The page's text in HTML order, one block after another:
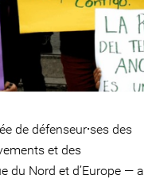
de défenseur⸱ses des
et des
du Nord et d’Europe — a